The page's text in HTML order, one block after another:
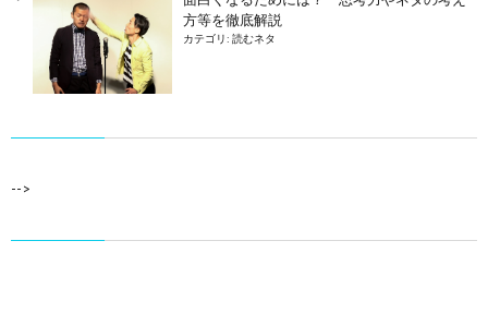
方等を徹底解説
カテゴリ: 読むネタ
-->